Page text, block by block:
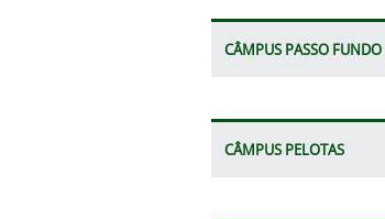
CÂMPUS PASSO FUNDO
CÂMPUS PELOTAS